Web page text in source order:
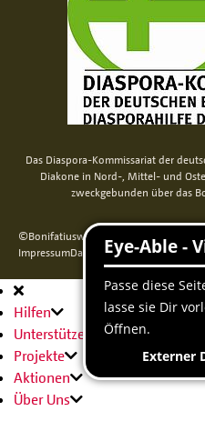
Das Diaspora-Kommissariat der
Diakone in Nord-, Mittel- und
zweckgebunden über das
©Bonifatiuswerk der deutschen
ImpressumDatenschutzCookie-
Hauptnavigation
Hilfen
Unterstützen
Projekte
Aktionen
Über Uns